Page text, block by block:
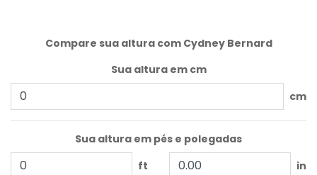
Compare sua altura com Cydney Bernard
Sua altura em cm
cm
Sua altura em pés e polegadas
ft
in